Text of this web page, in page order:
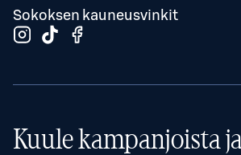
Sokoksen kauneusvinkit
Kuule kampanjoista